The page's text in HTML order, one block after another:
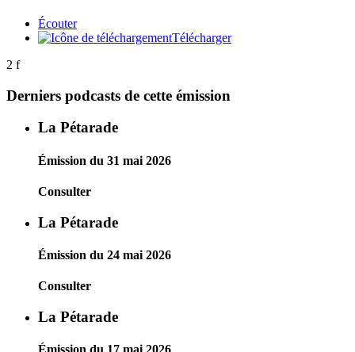
Écouter
Télécharger
2 f
Derniers podcasts de cette émission
La Pétarade
Émission du 31 mai 2026
Consulter
La Pétarade
Émission du 24 mai 2026
Consulter
La Pétarade
Émission du 17 mai 2026